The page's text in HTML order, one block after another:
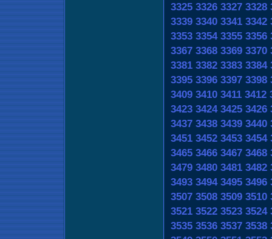
3325 3326 3327 3328
3339 3340 3341 3342
3353 3354 3355 3356
3367 3368 3369 3370
3381 3382 3383 3384
3395 3396 3397 3398
3409 3410 3411 3412
3423 3424 3425 3426
3437 3438 3439 3440
3451 3452 3453 3454
3465 3466 3467 3468
3479 3480 3481 3482
3493 3494 3495 3496
3507 3508 3509 3510
3521 3522 3523 3524
3535 3536 3537 3538